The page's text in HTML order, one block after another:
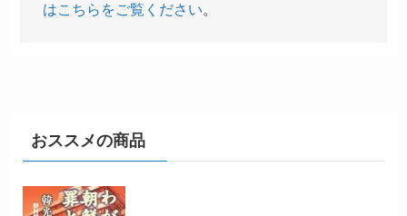
はこちらをご覧ください。
おススメの商品